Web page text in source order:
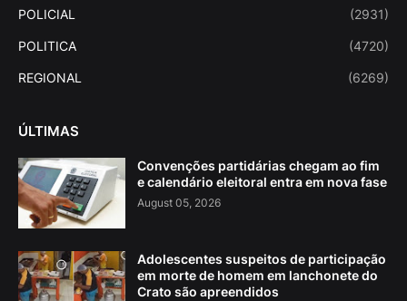
POLICIAL (2931)
POLITICA (4720)
REGIONAL (6269)
ÚLTIMAS
Convenções partidárias chegam ao fim
e calendário eleitoral entra em nova fase
August 05, 2026
Adolescentes suspeitos de participação
em morte de homem em lanchonete do
Crato são apreendidos